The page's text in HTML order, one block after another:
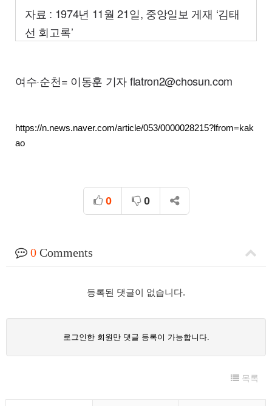
자료 : 1974년 11월 21일, 중앙일보 게재 ‘김태
선 회고록’
여수·순천= 이동훈 기자flatron2@chosun.com
https://n.news.naver.com/article/053/0000028215?lfrom=kak
ao
0 0
0 Comments
등록된 댓글이 없습니다.
로그인한 회원만 댓글 등록이 가능합니다.
목록